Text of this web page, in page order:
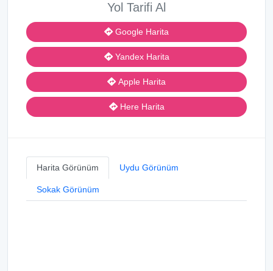
Yol Tarifi Al
Google Harita
Yandex Harita
Apple Harita
Here Harita
Harita Görünüm Uydu Görünüm
Sokak Görünüm